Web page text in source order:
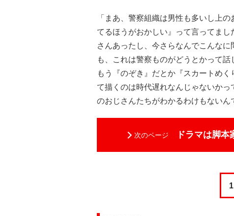
「まあ、警察組織は男性も多いし上
てるほうがおかしい』って言ってまし
さんあったし、今さらなんでこんな
も、これは警察ものがどうとかって話
もう『のぞき』だとか『スカートめ
て描くのは時代遅れなんじゃないか
のおじさんたちがわかるわけもないん
次のページ ドラマは脚
1